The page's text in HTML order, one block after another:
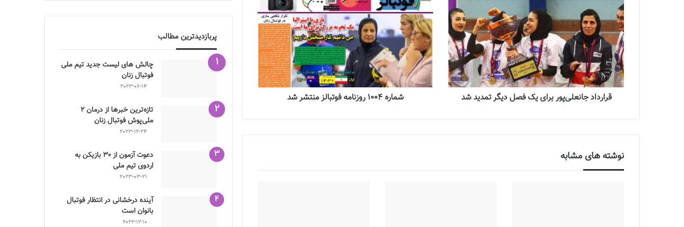
قرارداد جانعلی‌پور برای یک فصل دیگر تمدید شد شماره 1004 روزنامه فوتبالز منتشر شد
نوشته های مشابه
پربازدیدترین مطالب
چالش هاى ليست جدید تيم ملى
فوتبال زنان
2023-06-14
تازه‌ترین خبرها از درمان ۲
ملی‌پوش فوتبال زنان
2023-12-24
دعوت آزمون از 30 بازیکن به
اردوی تیم ملی
2023-03-21
آینده درخشانی در انتظار فوتبال
بانوان است
2022-12-10